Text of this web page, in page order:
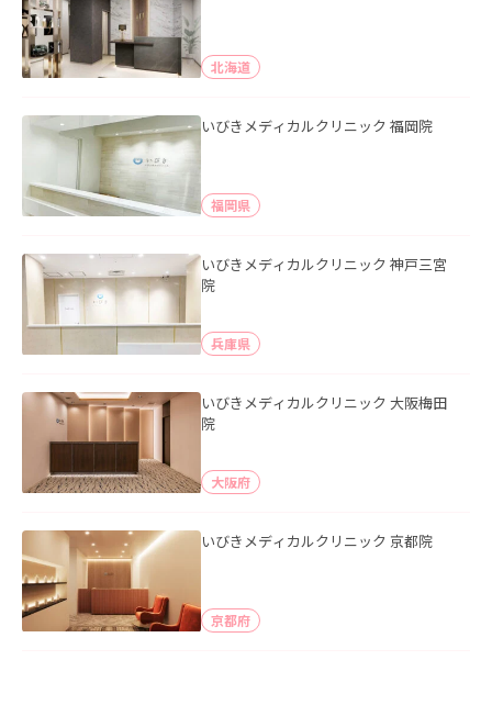
北海道
いびきメディカルクリニック 福岡院
福岡県
いびきメディカルクリニック 神戸三宮
院
兵庫県
いびきメディカルクリニック 大阪梅田
院
大阪府
いびきメディカルクリニック 京都院
京都府